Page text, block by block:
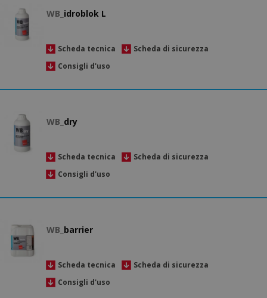
WB_ idroblok L
Scheda tecnica
Scheda di sicurezza
Consigli d'uso
WB_ dry
Scheda tecnica
Scheda di sicurezza
Consigli d'uso
WB_ barrier
Scheda tecnica
Scheda di sicurezza
Consigli d'uso